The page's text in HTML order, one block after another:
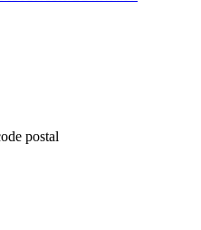
postal